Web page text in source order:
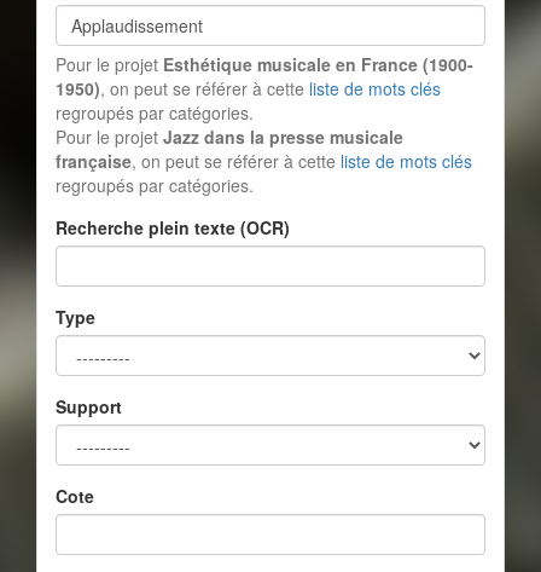
Pour le projet Esthétique musicale en France (1900-
1950), on peut se référer à cette liste de mots clés
regroupés par catégories.
Pour le projet Jazz dans la presse musicale
française, on peut se référer à cette liste de mots clés
regroupés par catégories.
Recherche plein texte (OCR)
Type
Support
Cote